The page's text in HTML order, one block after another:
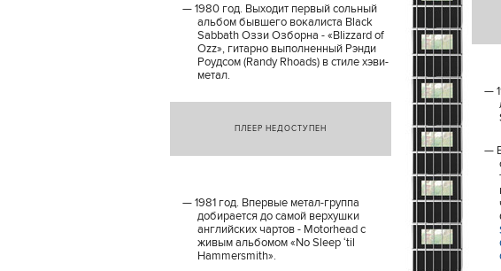
1980 год. Выходит первый сольный
альбом бывшего вокалиста Black
Sabbath Оззи Озборна - «Blizzard of
Ozz», гитарно выполненный Рэнди
Роудсом (Randy Rhoads) в стиле хэви-
метал.
ПЛЕЕР НЕДОСТУПЕН
1981 год. Впервые метал-группа
добирается до самой верхушки
английских чартов - Motorhead с
живым альбомом «No Sleep ‘til
Hammersmith».